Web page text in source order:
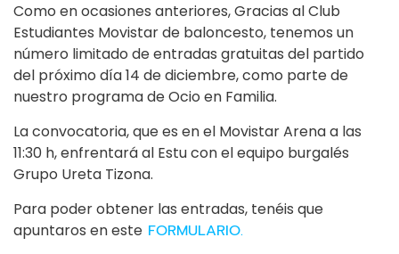
Como en ocasiones anteriores, Gracias al Club
Estudiantes Movistar de baloncesto, tenemos un
número limitado de entradas gratuitas del partido
del próximo día 14 de diciembre, como parte de
nuestro programa de Ocio en Familia.
La convocatoria, que es en el Movistar Arena a las
11:30 h, enfrentará al Estu con el equipo burgalés
Grupo Ureta Tizona.
Para poder obtener las entradas, tenéis que
apuntaros en este FORMULARIO.